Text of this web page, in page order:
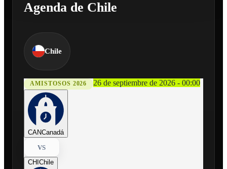
Agenda de Chile
Chile
AMISTOSOS 2026 26 de septiembre de 2026 - 00:00
CANCanadá
VS
CHI Chile